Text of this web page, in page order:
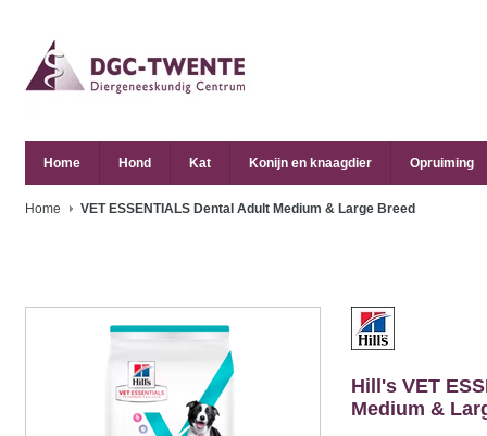
Home Hond Kat Konijn en knaagdier Opruiming
Home VET ESSENTIALS Dental Adult Medium & Large Breed
Hill's VET
Medium &